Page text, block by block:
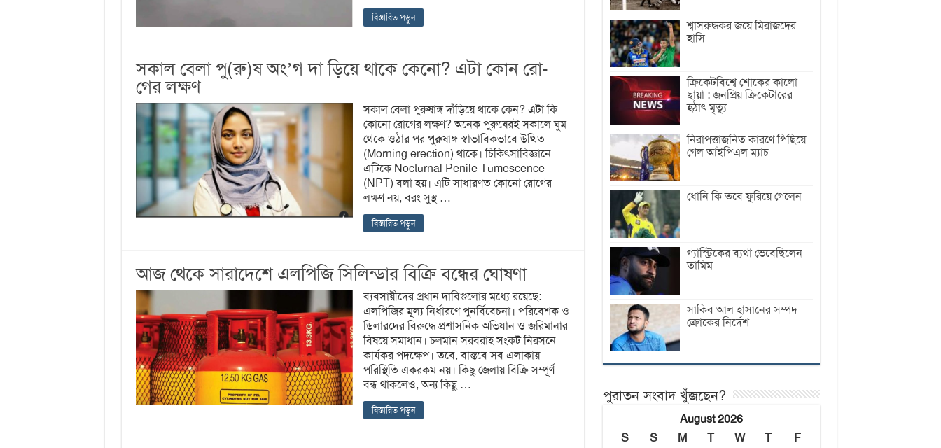
বিস্তারিত পড়ুন
সকাল বেলা পু(রু)ষ অং’গ দা ড়িয়ে থাকে কেনো? এটা কোন রো-
গের লক্ষণ
সকাল বেলা পুরুষাঙ্গ দাঁড়িয়ে থাকে কেন? এটা কি
কোনো রোগের লক্ষণ? অনেক পুরুষেরই সকালে ঘুম
থেকে ওঠার পর পুরুষাঙ্গ স্বাভাবিকভাবে উত্থিত
(Morning erection) থাকে। চিকিৎসাবিজ্ঞানে
এটিকে Nocturnal Penile Tumescence
(NPT) বলা হয়। এটি সাধারণত কোনো রোগের
লক্ষণ নয়, বরং সুস্থ …
বিস্তারিত পড়ুন
আজ থেকে সারাদেশে এলপিজি সিলিন্ডার বিক্রি বন্ধের ঘোষণা
ব্যবসায়ীদের প্রধান দাবিগুলোর মধ্যে রয়েছে:
এলপিজির মূল্য নির্ধারণে পুনর্বিবেচনা। পরিবেশক ও
ডিলারদের বিরুদ্ধে প্রশাসনিক অভিযান ও জরিমানার
বিষয়ে সমাধান। চলমান সরবরাহ সংকট নিরসনে
কার্যকর পদক্ষেপ। তবে, বাস্তবে সব এলাকায়
পরিস্থিতি একরকম নয়। কিছু জেলায় বিক্রি সম্পূর্ণ
বন্ধ থাকলেও, অন্য কিছু …
বিস্তারিত পড়ুন
শ্বাসরুদ্ধকর জয়ে মিরাজদের
হাসি
ক্রিকেটবিশ্বে শোকের কালো
ছায়া : জনপ্রিয় ক্রিকেটারের
হঠাৎ মৃত্যু
নিরাপত্তাজনিত কারণে পিছিয়ে
গেল আইপিএল ম্যাচ
ধোনি কি তবে ফুরিয়ে গেলেন
গ্যাস্ট্রিকের ব্যথা ভেবেছিলেন
তামিম
সাকিব আল হাসানের সম্পদ
ক্রোকের নির্দেশ
পুরাতন সংবাদ খুঁজছেন?
August 2026
S
S M T W T
F